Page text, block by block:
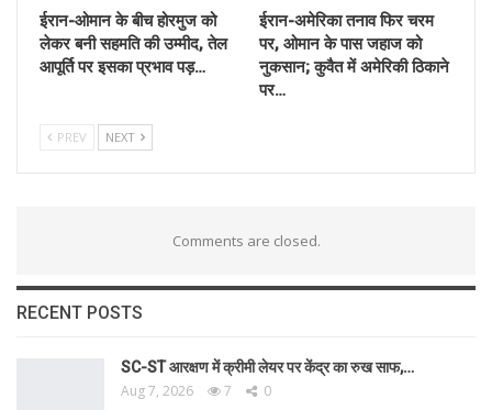
ईरान-ओमान के बीच होरमुज को
लेकर बनी सहमति की उम्मीद, तेल
आपूर्ति पर इसका प्रभाव पड़…
ईरान-अमेरिका तनाव फिर चरम
पर, ओमान के पास जहाज को
नुकसान; कुवैत में अमेरिकी ठिकाने
पर…
PREV NEXT
Comments are closed.
RECENT POSTS
SC-ST आरक्षण में क्रीमी लेयर पर केंद्र का रुख साफ,…
Aug 7, 2026 7 0